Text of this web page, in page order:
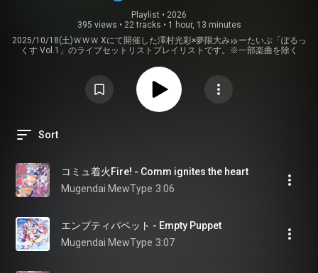
Playlist • 2026
395 views • 22 tracks • 1 hour, 13 minutes
2025/10/18(土)ＷＷＷ Xにて開催した澤村光彩×夢限大みゅーたいぷ「ぽるっ
くす Vol.1」のライブセットリストプレイリストです。※一部楽曲を除く
Sort
コミュ着火Fire! - Comm ignites the heart
Mugendai MewType 3:06
エンプティパペット - Empty Puppet
Mugendai MewType 3:07